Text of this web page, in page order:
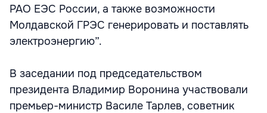
РАО ЕЭС России, а также возможности
Молдавской ГРЭС генерировать и поставлять
электроэнергию”.
В заседании под председательством
президента Владимир Воронина участвовали
премьер-министр Василе Тарлев, советник